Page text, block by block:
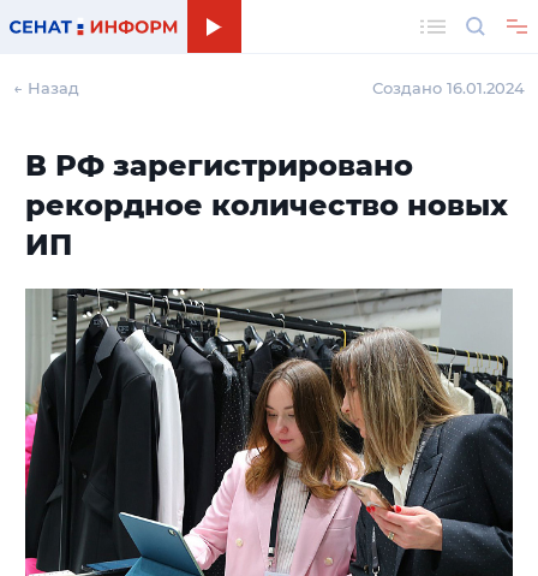
← Назад Создано 16.01.2024
В РФ зарегистрировано
рекордное количество новых
ИП